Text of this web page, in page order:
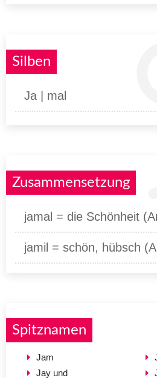
Silben
Ja | mal
Zusammensetzung
jamal = die Schönheit
jamil = schön, hübsch
Spitznamen
Jam
Jay und